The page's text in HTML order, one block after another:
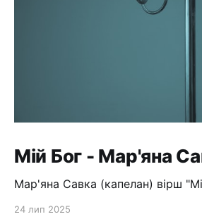
Мій Бог - Мар'яна
Мар'яна Савка (капелан) вірш
24 лип 2025